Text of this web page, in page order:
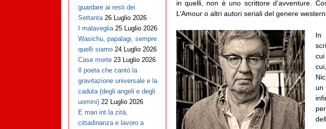
in quelli, non è uno scrittore d’avventure.
L’Amour o altri autori seriali del genere
In
un
guardare ai resti dei
Settanta 26 Luglio 2026
I malaveglia 25 Luglio 2026
Wasichu, papalagi, sempre
quelli siamo 24 Luglio 2026
Case morte 23 Luglio 2026
Il poeta che cantò la
gravitazione universale e la
caduta (degli angeli e degli
uomini) 22 Luglio 2026
E man int la zità,
cittadinanza e lavoro a